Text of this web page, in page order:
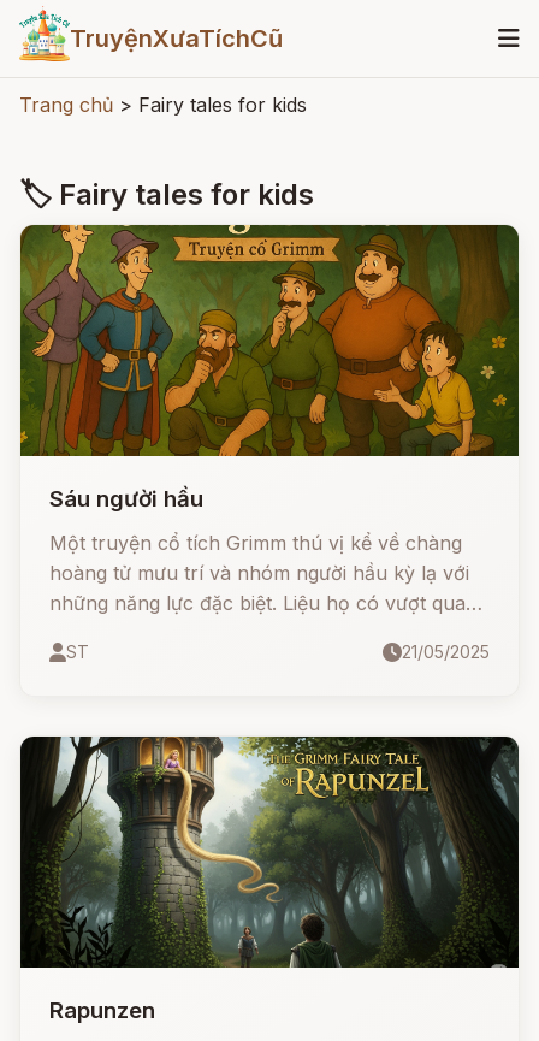
TruyệnXưaTíchCũ
Trang chủ > Fairy tales for kids
🏷 Fairy tales for kids
Sáu người hầu
Một truyện cổ tích Grimm thú vị kể về chàng
hoàng tử mưu trí và nhóm người hầu kỳ lạ với
những năng lực đặc biệt. Liệu họ có vượt qua
xảo? Hãy cùng theo dói nhé!
ST 21/05/2025
Rapunzen